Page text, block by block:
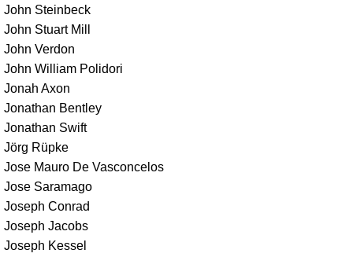
John Steinbeck
John Stuart Mill
John Verdon
John William Polidori
Jonah Axon
Jonathan Bentley
Jonathan Swift
Jörg Rüpke
Jose Mauro De Vasconcelos
Jose Saramago
Joseph Conrad
Joseph Jacobs
Joseph Kessel